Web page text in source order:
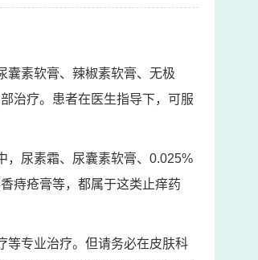
囊素软膏、辣椒素软膏、无极
治疗。患者在医生指导下，可服
，尿素霜、尿囊素软膏、0.025%
痔疮膏等，都属于这类止痒药
等专业治疗。但请务必在皮肤科